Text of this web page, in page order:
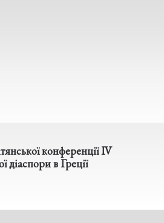
конференції IV
діаспори в Греції